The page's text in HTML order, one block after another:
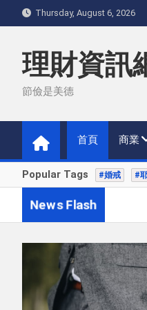
to
Thursday, August 6, 2026
理財資訊
節儉是美德
首頁 商業
Popular Tags #婚戒 #
News Flash